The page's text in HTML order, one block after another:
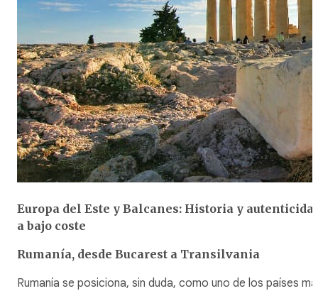
Europa del Este y Balcanes: Historia y
a bajo coste
Rumanía, desde Bucarest a Transilvania
Rumanía se posiciona, sin duda, como uno de los países